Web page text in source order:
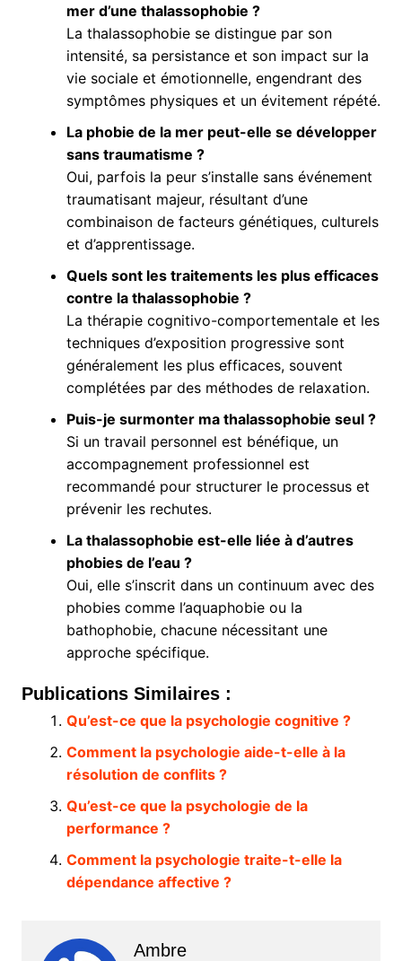
mer d’une thalassophobie ?
La thalassophobie se distingue par son
intensité, sa persistance et son impact sur la
vie sociale et émotionnelle, engendrant des
symptômes physiques et un évitement répété.
La phobie de la mer peut-elle se développer
sans traumatisme ?
Oui, parfois la peur s’installe sans événement
traumatisant majeur, résultant d’une
combinaison de facteurs génétiques, culturels
et d’apprentissage.
Quels sont les traitements les plus efficaces
contre la thalassophobie ?
La thérapie cognitivo-comportementale et les
techniques d’exposition progressive sont
généralement les plus efficaces, souvent
complétées par des méthodes de relaxation.
Puis-je surmonter ma thalassophobie seul ?
Si un travail personnel est bénéfique, un
accompagnement professionnel est
recommandé pour structurer le processus et
prévenir les rechutes.
La thalassophobie est-elle liée à d’autres
phobies de l’eau ?
Oui, elle s’inscrit dans un continuum avec des
phobies comme l’aquaphobie ou la
bathophobie, chacune nécessitant une
approche spécifique.
Publications Similaires :
Qu’est-ce que la psychologie cognitive ?
Comment la psychologie aide-t-elle à la
résolution de conflits ?
Qu’est-ce que la psychologie de la
performance ?
Comment la psychologie traite-t-elle la
dépendance affective ?
Ambre